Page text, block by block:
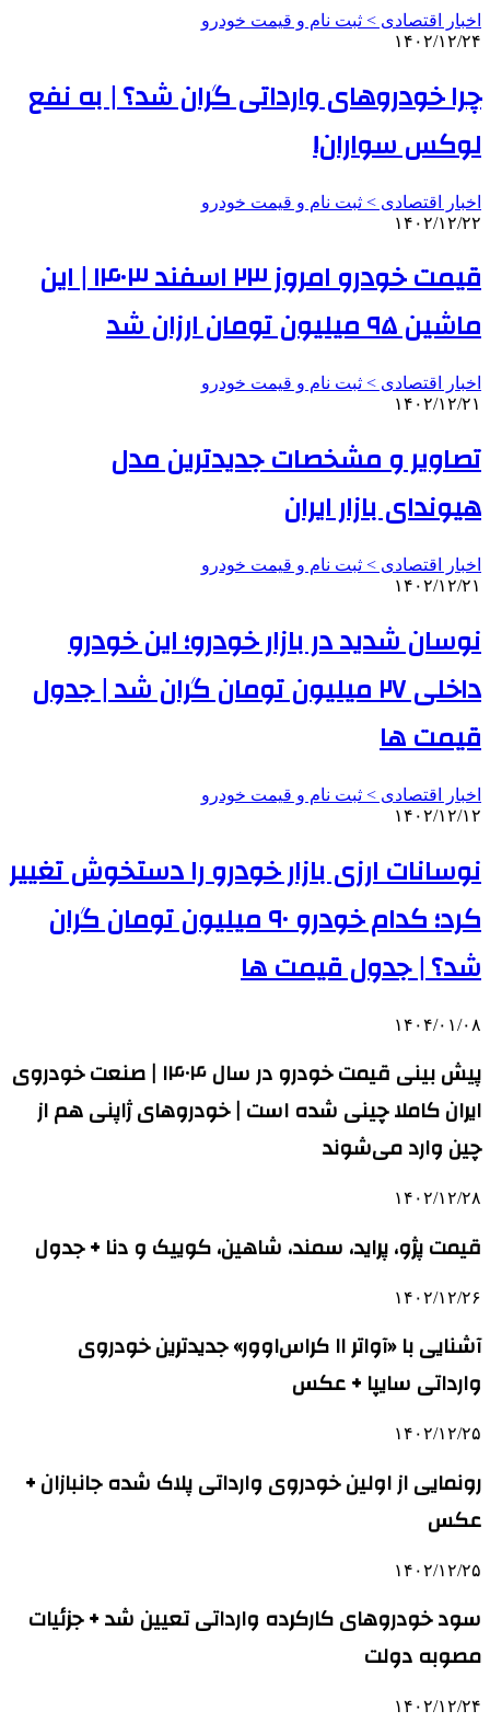
اخبار اقتصادی > ثبت نام و قیمت خودرو
۱۴۰۲/۱۲/۲۴
چرا خودروهای وارداتی گران شد؟ | به نفع
لوکس سواران!
اخبار اقتصادی > ثبت نام و قیمت خودرو
۱۴۰۲/۱۲/۲۲
قیمت خودرو امروز ۲۳ اسفند ۱۴۰۳ | این
ماشین ۹۵ میلیون تومان ارزان شد
اخبار اقتصادی > ثبت نام و قیمت خودرو
۱۴۰۲/۱۲/۲۱
تصاویر و مشخصات جدیدترین مدل
هیوندای بازار ایران
اخبار اقتصادی > ثبت نام و قیمت خودرو
۱۴۰۲/۱۲/۲۱
نوسان شدید در بازار خودرو؛ این خودرو
داخلی ۲۷ میلیون تومان گران شد | جدول
قیمت ها
اخبار اقتصادی > ثبت نام و قیمت خودرو
۱۴۰۲/۱۲/۱۲
نوسانات ارزی بازار خودرو را دستخوش تغییر
کرد؛ کدام خودرو ۹۰ میلیون تومان گران
شد؟ | جدول قیمت ها
۱۴۰۴/۰۱/۰۸
پیش بینی قیمت خودرو در سال ۱۴۰۴ | صنعت خودروی
ایران کاملا چینی شده است | خودروهای ژاپنی هم از
چین وارد می‌شوند
۱۴۰۲/۱۲/۲۸
قیمت پژو، پراید، سمند، شاهین، کوییک و دنا + جدول
۱۴۰۲/۱۲/۲۶
آشنایی با «آواتر ۱۱ کراس‌اوور» جدیدترین خودروی
وارداتی سایپا + عکس
۱۴۰۲/۱۲/۲۵
رونمایی از اولین خودروی وارداتی پلاک شده جانبازان +
عکس
۱۴۰۲/۱۲/۲۵
سود خودروهای کارکرده وارداتی تعیین شد + جزئیات
مصوبه دولت
۱۴۰۲/۱۲/۲۴